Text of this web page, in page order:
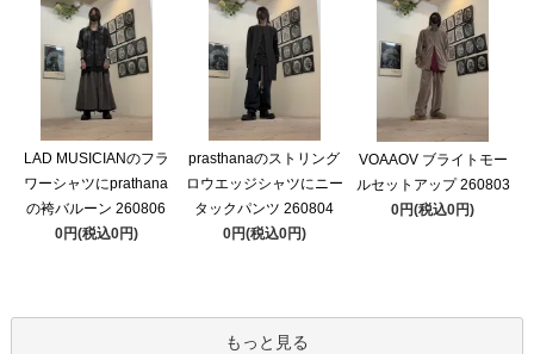
LAD MUSICIANのフラ
ワーシャツにprathana
の袴バルーン 260806
0円(税込0円)
prasthanaのストリング
ロウエッジシャツにニー
タックパンツ 260804
0円(税込0円)
VOAAOV ブライトモー
ルセットアップ 260803
0円(税込0円)
もっと見る